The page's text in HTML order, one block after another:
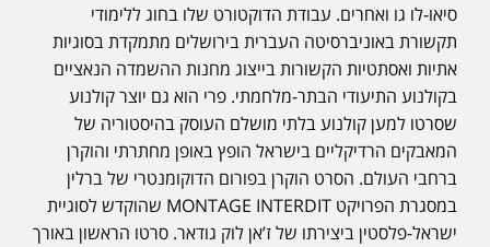
סיאו-לו גו ואחרים. עבודת הדוקטורט שלו בחוג ללימודי
תקשורת באוניברסיטה העברית בירושלים מתמקדת בסוגיות
אתיות ואסתטיות הקשורות בייצוג מחנות ההשמדה הנאציים
בקולנוע התיעודי הבתר-מלחמתי. פרי הוא גם יוצר קולנוע
שסרטו למען קולנוע בלתי מושלם העוסק בהיסטוריה של
המאבקים הרדיקליים בישראל הופץ באופן מחתרתי והוקרן
ברחבי העולם. הסרט הוקרן בפורום הדוקומנטרי של ברלין
במסגרת הפרויקט MONTAGE INTERDIT שהוקדש לסוגיית
ישראל-פלסטין ביצירתו של ז’אן לוק גודאר. סרטו הראשון באורך